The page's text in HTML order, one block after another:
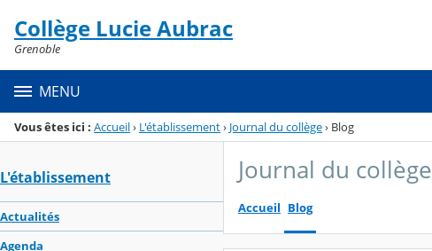
Menu de la rubrique
Contenu
Collège Lucie Aubrac
Grenoble
MENU
Vous êtes ici : Accueil› L'établissement› Journal du collège› Blog
L'établissement
Actualités
Agenda
Journal du collège
Accueil Blog